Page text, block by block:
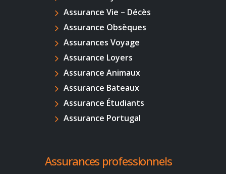
Assurance Vie – Décès
Assurance Obsèques
Assurances Voyage
Assurance Loyers
Assurance Animaux
Assurance Bateaux
Assurance Étudiants
Assurance Portugal
Assurances professionnels